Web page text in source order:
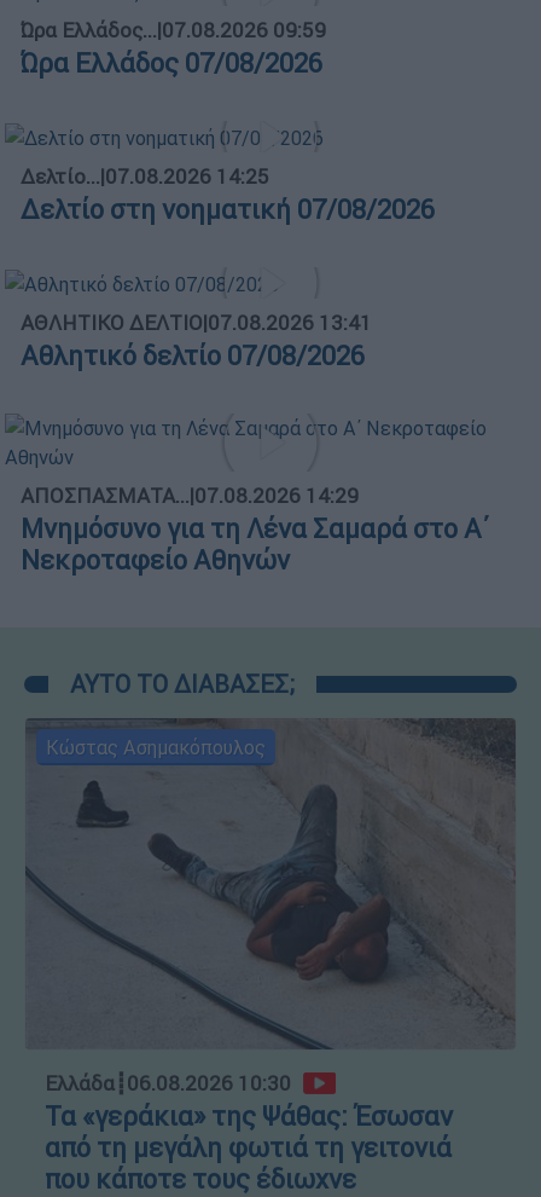
Ώρα Ελλάδος...|07.08.2026 09:59
Ώρα Ελλάδος 07/08/2026
Δελτίο...|07.08.2026 14:25
Δελτίο στη νοηματική 07/08/2026
ΑΘΛΗΤΙΚΟ ΔΕΛΤΙΟ|07.08.2026 13:41
Αθλητικό δελτίο 07/08/2026
ΑΠΟΣΠΑΣΜΑΤΑ...|07.08.2026 14:29
Μνημόσυνο για τη Λένα Σαμαρά στο Α΄
Νεκροταφείο Αθηνών
ΑΥΤΟ ΤΟ ΔΙΑΒΑΣΕΣ;
Κώστας Ασημακόπουλος
Ελλάδα┋06.08.2026 10:30
Τα «γεράκια» της Ψάθας: Έσωσαν
από τη μεγάλη φωτιά τη γειτονιά
που κάποτε τους έδιωχνε